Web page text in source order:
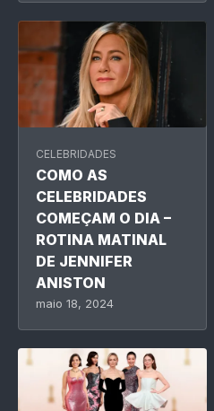
CELEBRIDADES
COMO AS
CELEBRIDADES
COMEÇAM O DIA –
ROTINA MATINAL
DE JENNIFER
ANISTON
maio 18, 2024